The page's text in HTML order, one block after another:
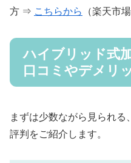
方 ⇒ こちらから （楽天市
ハイブリッド式
口コミやデメリ
まずは少数ながら見られ
評判をご紹介します。